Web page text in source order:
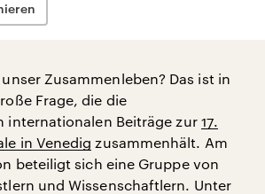
Zusammenleben? Das ist in
Frage, die die
internationalen Beiträge zur 17.
in Venedig zusammenhält. Am
beteiligt sich eine Gruppe von
und Wissenschaftlern. Unter